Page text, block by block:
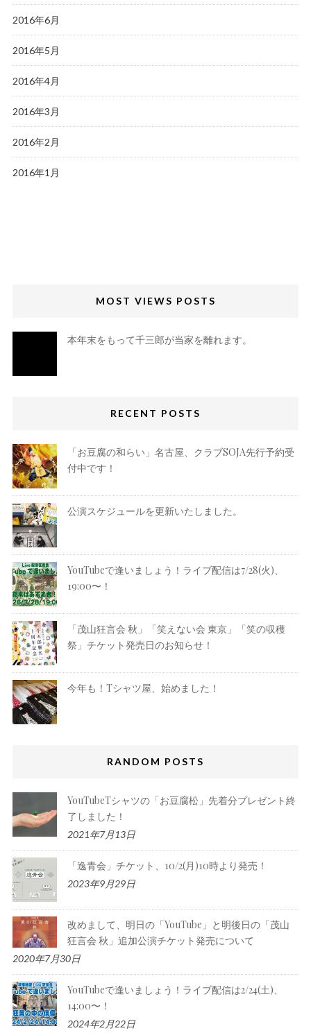
2016年6月
2016年5月
2016年4月
2016年3月
2016年2月
2016年1月
MOST VIEWS POSTS
本年末をもって千三郎が当家を離れます。
RECENT POSTS
「お豆腐の和らい」名古屋、クラブSOJA先行予約受
付中です！
公演スケジュールを更新いたしました。
YouTubeで逢いましょう！ライブ配信は7/28(火)、
19:00〜！
「茂山狂言会 秋」「笑えない会 東京」「笑の収穫
祭」チケット発売日のお知らせ！
今年も！Tシャツ屋、始めました！
RANDOM POSTS
YouTubeTシャツの「お豆腐松」先着分プレゼント終
了しました！
2021年7月13日
「逸青会」チケット、10/2(月)10時より発売！
2023年9月29日
改めまして、明日の「YouTube」と明後日の「茂山
狂言会 秋」追加公演チケット発売について
2020年7月30日
YouTubeで逢いましょう！ライブ配信は2/24(土)、
14:00〜！
2024年2月22日